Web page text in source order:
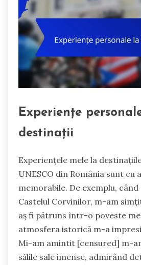
Experiențe
destinații
Experiențele mele la
UNESCO din România sunt cu
memorabile. De exemplu,
Castelul Corvinilor, m-am
aș fi pătruns într-o poveste
atmosfera istorică m-a
Mi-am amintit [censured] m-
sălile sale imense, admirând